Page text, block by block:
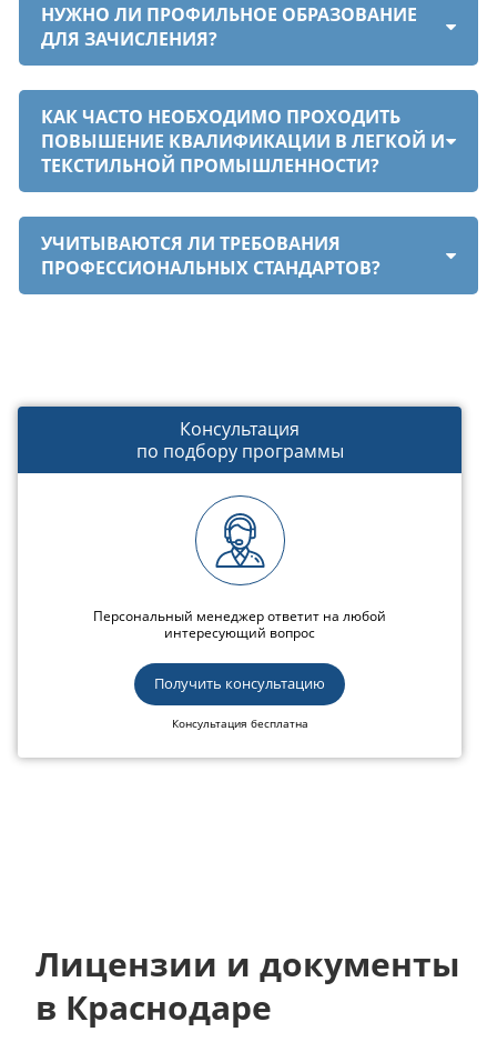
НУЖНО ЛИ ПРОФИЛЬНОЕ ОБРАЗОВАНИЕ
ДЛЯ ЗАЧИСЛЕНИЯ?
КАК ЧАСТО НЕОБХОДИМО ПРОХОДИТЬ
ПОВЫШЕНИЕ КВАЛИФИКАЦИИ В ЛЕГКОЙ И
ТЕКСТИЛЬНОЙ ПРОМЫШЛЕННОСТИ?
УЧИТЫВАЮТСЯ ЛИ ТРЕБОВАНИЯ
ПРОФЕССИОНАЛЬНЫХ СТАНДАРТОВ?
Консультация
по подбору программы
Персональный менеджер ответит на любой
интересующий вопрос
Получить консультацию
Консультация бесплатна
Лицензии и документы
в Краснодаре